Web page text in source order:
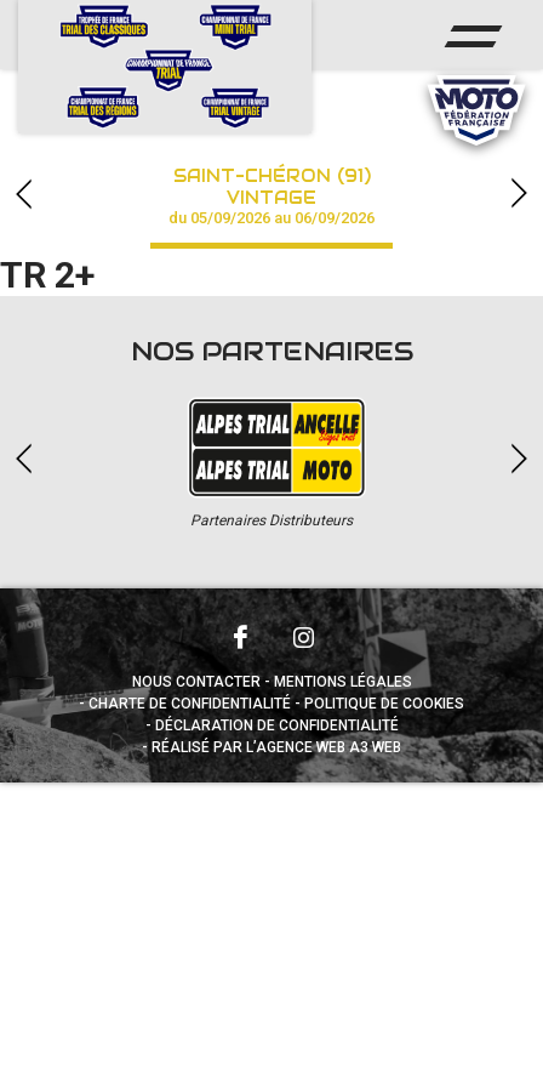
ACCUEIL
CALENDRIER
CHAMPIONNAT
RÉSULTATS
PHOTOS / VIDÉOS
PARTENAIRES
SAINT-CHÉRON (91)
VINTAGE
du 05/09/2026 au 06/09/2026
TR 2+
NOS PARTENAIRES
Partenaires Distributeurs
NOUS CONTACTER
MENTIONS LÉGALES
CHARTE DE CONFIDENTIALITÉ
POLITIQUE DE COOKIES
DÉCLARATION DE CONFIDENTIALITÉ
RÉALISÉ PAR L’AGENCE WEB A3 WEB